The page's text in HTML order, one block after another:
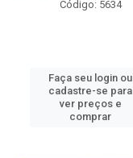
Código: 5634
Faça seu login ou
cadastre-se para
ver preços e
comprar